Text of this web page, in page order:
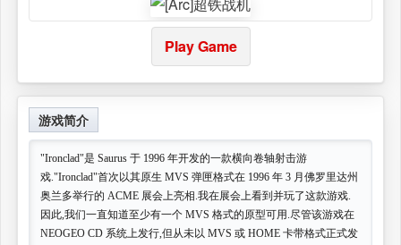
Play Game
游戏简介
"Ironclad"是 Saurus 于 1996 年开发的一款横向卷轴射击游
戏."Ironclad"首次以其原生 MVS 弹匣格式在 1996 年 3 月佛罗里达州
奥兰多举行的 ACME 展会上亮相.我在展会上看到并玩了这款游戏.
因此,我们一直知道至少有一个 MVS 格式的原型可用.尽管该游戏在
NEOGEO CD 系统上发行,但从未以 MVS 或 HOME 卡带格式正式发